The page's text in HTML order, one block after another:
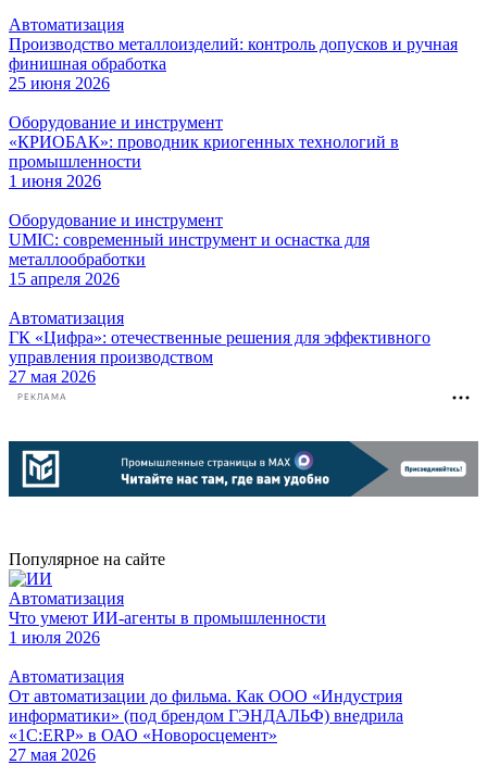
Автоматизация
Производство металлоизделий: контроль допусков и ручная
финишная обработка
25 июня 2026
Оборудование и инструмент
«КРИОБАК»: проводник криогенных технологий в
промышленности
1 июня 2026
Оборудование и инструмент
UMIC: современный инструмент и оснастка для
металлообработки
15 апреля 2026
Автоматизация
ГК «Цифра»: отечественные решения для эффективного
управления производством
27 мая 2026
РЕКЛАМА
Популярное на сайте
Автоматизация
Что умеют ИИ-агенты в промышленности
1 июля 2026
Автоматизация
От автоматизации до фильма. Как ООО «Индустрия
информатики» (под брендом ГЭНДАЛЬФ) внедрила
«1С:ERP» в ОАО «Новоросцемент»
27 мая 2026